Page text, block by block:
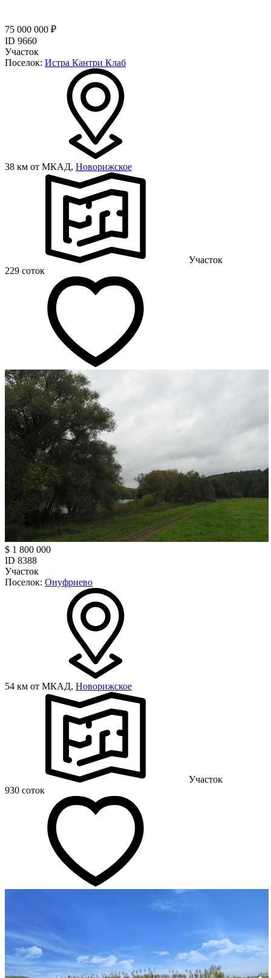
75 000 000 ₽
ID 9660
Участок
Поселок: Истра Кантри Клаб
38 км от МКАД, Новорижское
Участок
229 соток
$ 1 800 000
ID 8388
Участок
Поселок: Онуфриево
54 км от МКАД, Новорижское
Участок
930 соток